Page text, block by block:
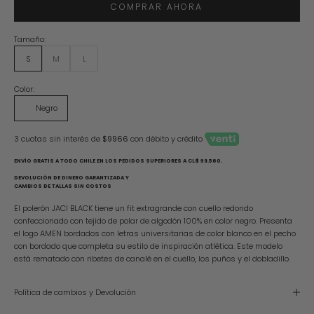
COMPRAR AHORA
Tamaño:
S
M L
Color:
Negro
3 cuotas sin interés de $9966 con débito y crédito
ENVÍO GRATIS A TODO CHILE EN LOS PEDIDOS SUPERIORES A CL$ 98.560.
DEVOLUCIÓN DE DINERO GARANTIZADA Y
CAMBIOS DE TALLAS SIN COSTOS
El polerón JACI BLACK tiene un fit extragrande con cuello redondo
confeccionado con tejido de polar de algodón 100% en color negro. Presenta
el logo AMEN bordados con letras universitarias de color blanco en el pecho
con bordado que completa su estilo de inspiración atlética. Este modelo
está rematado con ribetes de canalé en el cuello, los puños y el dobladillo.
Política de cambios y Devolución